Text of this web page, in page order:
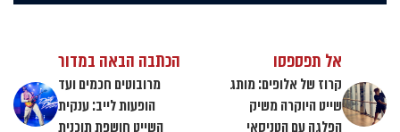
אל תפספסו
קרוז של אלופים: מותג
שייט היוקרה משיק
הפלגה עם הטניסאי
הכתבה הבאה במדור
מרובוטים חכמים ועד
הופעות לייב: ענקית
השייט חושפת תוכנית